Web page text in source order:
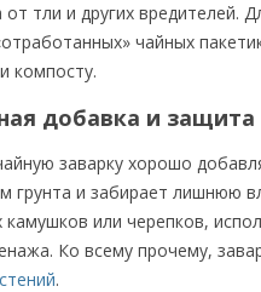
от тли и других вредителей.
чайных
компосту.
добавка и
заварку хорошо
грунта и забирает лишнюю
камушков или черепков,
Ко всему прочему,
.